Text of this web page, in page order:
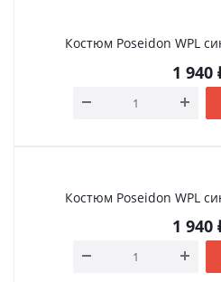
Костюм Poseidon WPL
1 940
Костюм Poseidon WPL
1 940